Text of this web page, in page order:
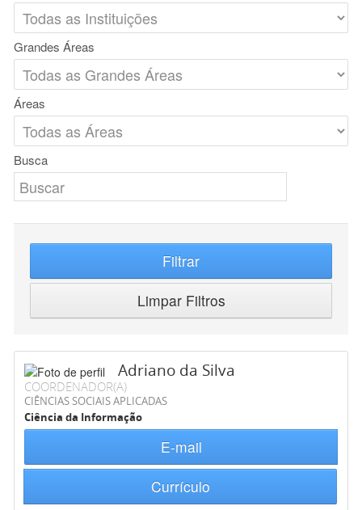
Grandes Áreas
Áreas
Busca
Filtrar
Limpar Filtros
Adriano da Silva
COORDENADOR(A)
CIÊNCIAS SOCIAIS APLICADAS
Ciência da Informação
E-mail
Currículo